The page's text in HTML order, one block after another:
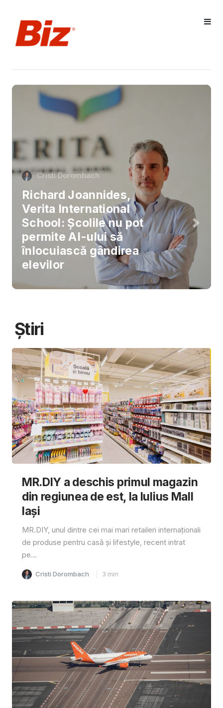
Cristi Dorombach
Richard Joannides,
Verita International
School: Școlile nu pot
permite AI-ului să
înlocuiască gândirea
elevilor
Știri
MR.DIY a deschis primul magazin
din regiunea de est, la Iulius Mall
Iași
MR.DIY, unul dintre cei mai mari retaileri internaționali
de produse pentru casă și lifestyle, recent intrat
pe...
Cristi Dorombach 3 min